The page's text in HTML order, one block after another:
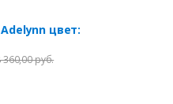
цвет:
360,00 руб.